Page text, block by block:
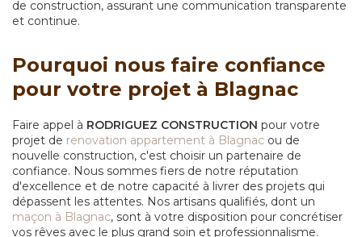
de construction, assurant une communication transparente
et continue.
Pourquoi nous faire confiance
pour votre projet à Blagnac
Faire appel à RODRIGUEZ CONSTRUCTION pour votre
projet de renovation appartement à Blagnac ou de
nouvelle construction, c'est choisir un partenaire de
confiance. Nous sommes fiers de notre réputation
d'excellence et de notre capacité à livrer des projets qui
dépassent les attentes. Nos artisans qualifiés, dont un
maçon à Blagnac, sont à votre disposition pour concrétiser
vos rêves avec le plus grand soin et professionnalisme.